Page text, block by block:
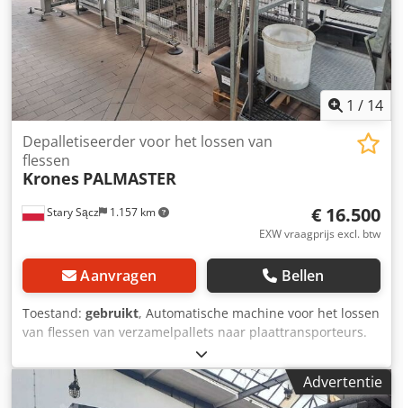
1 / 14
Stary Sącz 1.157 km
Depalletiseerder voor het lossen van
flessen
Krones PALMASTER
€ 16.500
EXW vraagprijs excl. btw
Aanvragen Bellen
Toestand: gebruikt, Automatische machine voor het lossen
van flessen van verzamelpallets naar plaattransporteurs.
Fabrikant: KRONES Model: PALMASTER Bouwjaar: 1996
Dsdpfjyrf Txsx Aiaokr Gebruikte machine, nog steeds
geïnstalleerd – zoals op de foto's te zien is. OrigineleAdvertentie